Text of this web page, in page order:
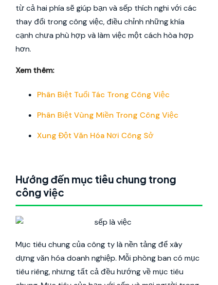
từ cả hai phía sẽ giúp bạn và sếp thích nghi với các
thay đổi trong công việc, điều chỉnh những khía
cạnh chưa phù hợp và làm việc một cách hòa hợp
hơn.
Xem thêm:
Phân Biệt Tuổi Tác Trong Công Việc
Phân Biệt Vùng Miền Trong Công Việc
Xung Đột Văn Hóa Nơi Công Sở
Hướng đến mục tiêu chung trong
công việc
Mục tiêu chung của công ty là nền tảng để xây
dựng văn hóa doanh nghiệp. Mỗi phòng ban có mục
tiêu riêng, nhưng tất cả đều hướng về mục tiêu